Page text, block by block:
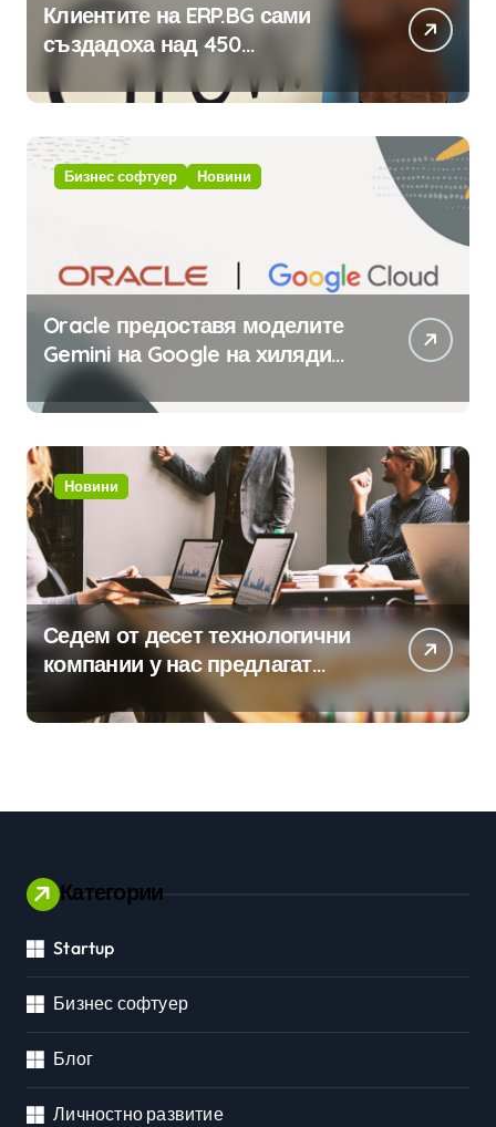
Клиентите на ERP.BG сами
създадоха над 450
приложения за ERP системата
с помощта на вградения в нея
изкуствен интелект
Бизнес софтуер Новини
Oracle предоставя моделите
Gemini на Google на хиляди
клиенти на бизнес
приложения
Новини
Седем от десет технологични
компании у нас предлагат
хибридна работа
Категории
Startup
Бизнес софтуер
Блог
Личностно развитие